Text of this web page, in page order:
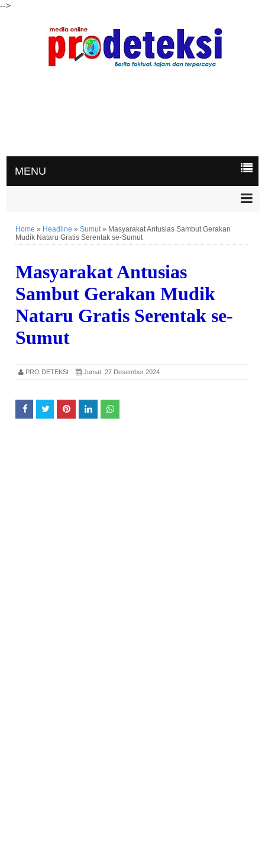
-->
MENU
Home » Headline »Sumut» Masyarakat Antusias Sambut Gerakan
Mudik Nataru Gratis Serentak se-Sumut
Masyarakat Antusias
Sambut Gerakan Mudik
Nataru Gratis Serentak se-
Sumut
PRO DETEKSI Jumat, 27 Desember 2024